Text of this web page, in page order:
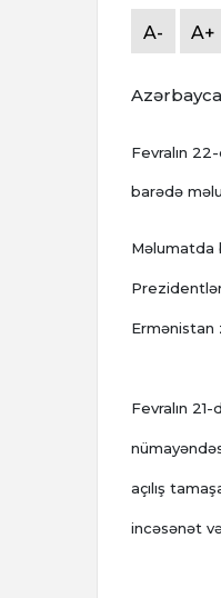
A- A+
Fevralın
barədə
Məlumatda
Ermənistan
Fevralın
açılış
incəsənət